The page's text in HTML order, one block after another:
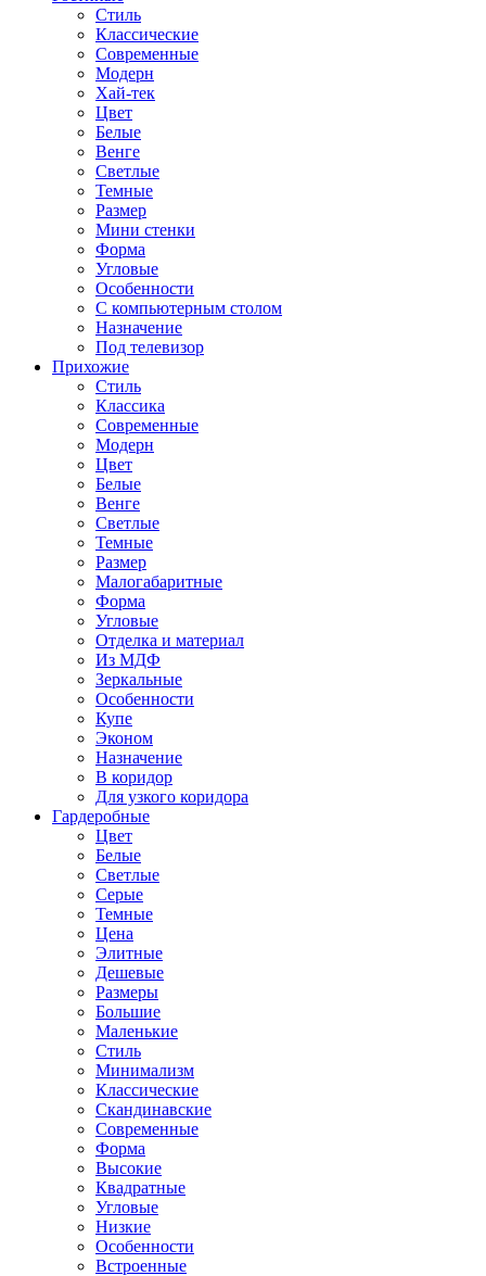
Стиль
Классические
Современные
Модерн
Хай-тек
Цвет
Белые
Венге
Светлые
Темные
Размер
Мини стенки
Форма
Угловые
Особенности
С компьютерным столом
Назначение
Под телевизор
Прихожие
Стиль
Классика
Современные
Модерн
Цвет
Белые
Венге
Светлые
Темные
Размер
Малогабаритные
Форма
Угловые
Отделка и материал
Из МДФ
Зеркальные
Особенности
Купе
Эконом
Назначение
В коридор
Для узкого коридора
Гардеробные
Цвет
Белые
Светлые
Серые
Темные
Цена
Элитные
Дешевые
Размеры
Большие
Маленькие
Стиль
Минимализм
Классические
Скандинавские
Современные
Форма
Высокие
Квадратные
Угловые
Низкие
Особенности
Встроенные